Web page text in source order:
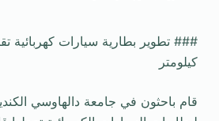
كيلومتر
قام باحثون في جامعة دالهاوسي